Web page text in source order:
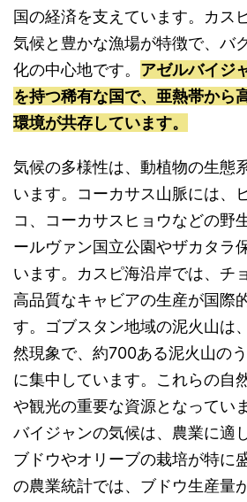
国の経済を支えています。カス
気候と豊かな漁場が特徴で、バ
化の中心地です。 アゼルバイジ
を持つ稀有な国で、亜熱帯から
環境が共存しています。
気候の多様性は、動植物の生態
います。コーカサス山脈には、
コ、コーカサスヒョウなどの野
ールヴァン国立公園やザカタラ
います。カスピ海沿岸では、チ
高品質なキャビアの生産が国際
す。ゴブスタン地域の泥火山は
然現象で、約700ある泥火山の
に集中しています。これらの自
や観光の重要な資源となってい
バイジャンの気候は、農業に適
ブドウやオリーブの栽培が特に
の農業統計では、ブドウ生産量